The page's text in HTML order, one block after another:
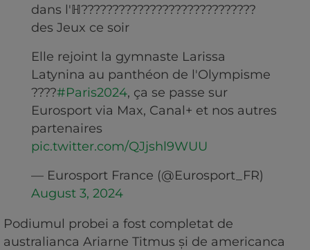
dans l'ℍ????????????????????????????
des Jeux ce soir
Elle rejoint la gymnaste Larissa
Latynina au panthéon de l'Olympisme
????#Paris2024, ça se passe sur
Eurosport via Max, Canal+ et nos autres
partenaires
pic.twitter.com/QJjshl9WUU
— Eurosport France (@Eurosport_FR)
August 3, 2024
Podiumul probei a fost completat de
australianca Ariarne Titmus şi de americanca